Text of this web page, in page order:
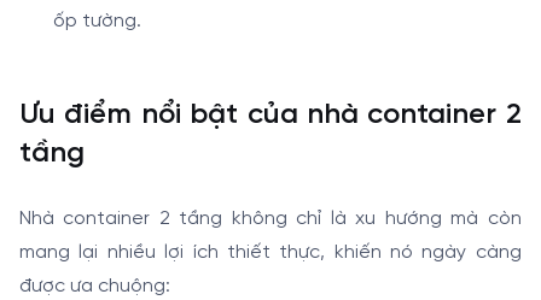
ốp tường.
Ưu điểm nổi bật của nhà container 2
tầng
Nhà container 2 tầng không chỉ là xu hướng mà còn
mang lại nhiều lợi ích thiết thực, khiến nó ngày càng
được ưa chuộng: